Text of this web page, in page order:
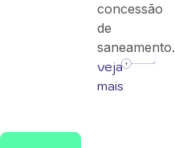
concessão
de
saneamento.
veja
mais